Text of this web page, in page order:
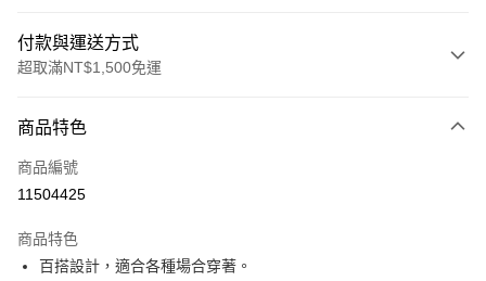
付款與運送方式
超取滿NT$1,500免運
信用卡一次付款
信用卡分期付款
合作金庫商業銀行
華南商業銀行
超商取貨付款
商品特色
商品編號
11504425
商品特色
百搭設計，適合各種場合穿著。